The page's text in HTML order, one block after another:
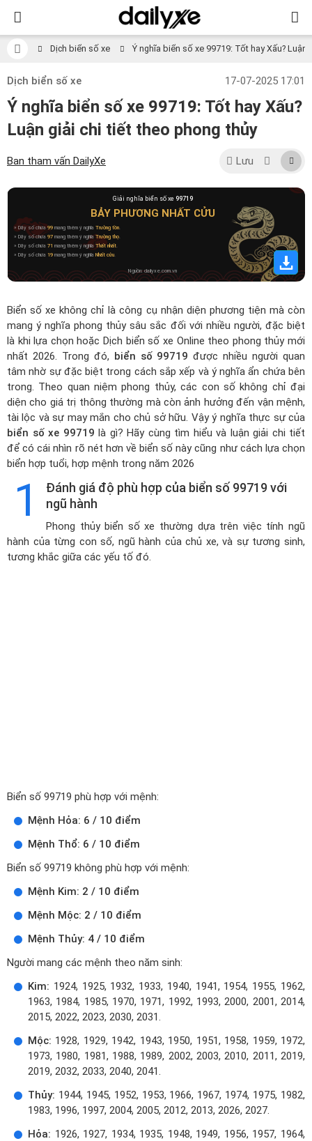
Dịch biển số xe Ý nghĩa biển số xe 99719: Tốt hay Xấu?
Dịch biển số xe 17-07-2025 17:01
Ý nghĩa biển số xe 99719: Tốt hay Xấu?
Luận giải chi tiết theo phong thủy
Ban tham vấn DailyXe Lưu
Giải nghĩa biển số xe 99719
BẢY PHƯƠNG NHẤT CỬU
» Dãy số chứa99 mang thêm ý nghĩa Trường tồn.
» Dãy số chứa 97 mang thêm ý nghĩaTrường thọ.
» Dãy số chứa 71 mang thêm ý nghĩaThất nhất.
» Dãy số chứa 19 mang thêm ý nghĩa Nhất cửu.
Nguồn: dailyxe.com.vn
Biển số xe không chỉ là công cụ nhận diện phương tiện mà còn
mang ý nghĩa phong thủy sâu sắc đối với nhiều người, đặc biệt
là khi lựa chọn hoặcDịch biển số xe Online theo phong thủy mới
nhất 2026. Trong đó, biển số 99719 được nhiều người quan
tâm nhờ sự đặc biệt trong cách sắp xếp và ý nghĩa ẩn chứa bên
trong. Theo quan niệm phong thủy, các con số không chỉ đại
diện cho giá trị thông thường mà còn ảnh hưởng đến vận mệnh,
tài lộc và sự may mắn cho chủ sở hữu. Vậy ý nghĩa thực sự của
biển số xe 99719 là gì? Hãy cùng tìm hiểu và luận giải chi tiết
để có cái nhìn rõ nét hơn về biển số này cũng như cách lựa chọn
biển hợp tuổi, hợp mệnh trong năm 2026
1
Đánh giá độ phù hợp của biển số 99719 với
ngũ hành
Phong thủy biển số xe thường dựa trên việc tính ngũ
hành của từng con số, ngũ hành của chủ xe, và sự tương sinh,
tương khắc giữa các yếu tố đó.
Biển số 99719 phù hợp với mệnh:
Mệnh Hỏa: 6 / 10 điểm
Mệnh Thổ: 6 / 10 điểm
Biển số 99719 không phù hợp với mệnh:
Mệnh Kim: 2 / 10 điểm
Mệnh Mộc: 2 / 10 điểm
Mệnh Thủy: 4 / 10 điểm
Người mang các mệnh theo năm sinh:
Kim: 1924, 1925, 1932, 1933, 1940, 1941, 1954, 1955, 1962,
1963, 1984, 1985, 1970, 1971, 1992, 1993, 2000, 2001, 2014,
2015, 2022, 2023, 2030, 2031.
Mộc: 1928, 1929, 1942, 1943, 1950, 1951, 1958, 1959, 1972,
1973, 1980, 1981, 1988, 1989, 2002, 2003, 2010, 2011, 2019,
2019, 2032, 2033, 2040, 2041.
Thủy: 1944, 1945, 1952, 1953, 1966, 1967, 1974, 1975, 1982,
1983, 1996, 1997, 2004, 2005, 2012, 2013, 2026, 2027.
Hỏa: 1926, 1927, 1934, 1935, 1948, 1949, 1956, 1957, 1964,